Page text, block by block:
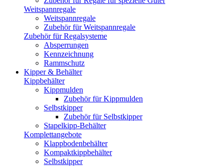
Weitspannregale
Weitspannregale
Zubehör für Weitspannregale
Zubehör für Regalsysteme
Absperrungen
Kennzeichnung
Rammschutz
Kipper & Behälter
Kippbehälter
Kippmulden
Zubehör für Kippmulden
Selbstkipper
Zubehör für Selbstkipper
Stapelkipp-Behälter
Komplettangebote
Klappbodenbehälter
Kompaktkippbehälter
Selbstkipper